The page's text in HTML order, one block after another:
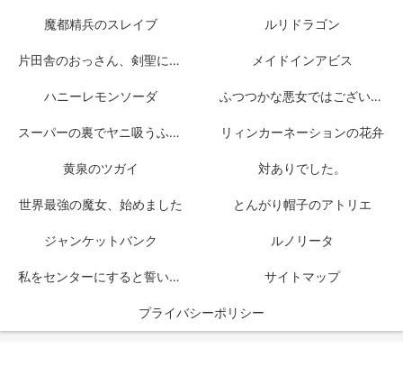
魔都精兵のスレイブ ルリドラゴン
片田舎のおっさん、剣聖になる メイドインアビス
ハニーレモンソーダ ふつつかな悪女ではございますが
スーパーの裏でヤニ吸うふたり リィンカーネーションの花弁
黄泉のツガイ 対ありでした。
世界最強の魔女、始めました とんがり帽子のアトリエ
ジャンケットバンク ルノリータ
私をセンターにすると誓いますか？ サイトマップ
プライバシーポリシー